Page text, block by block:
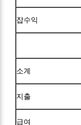
잡수익
소계
지출
급여